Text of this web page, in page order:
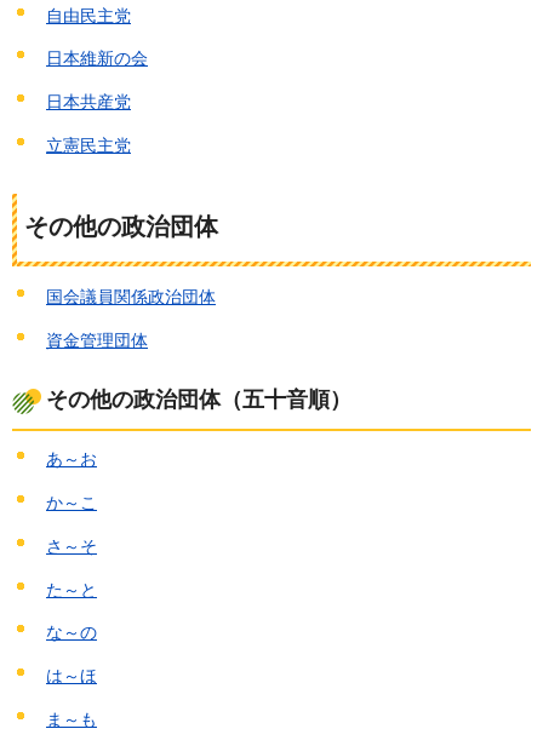
自由民主党
日本維新の会
日本共産党
立憲民主党
その他の政治団体
国会議員関係政治団体
資金管理団体
その他の政治団体（五十音順）
あ～お
か～こ
さ～そ
た～と
な～の
は～ほ
ま～も